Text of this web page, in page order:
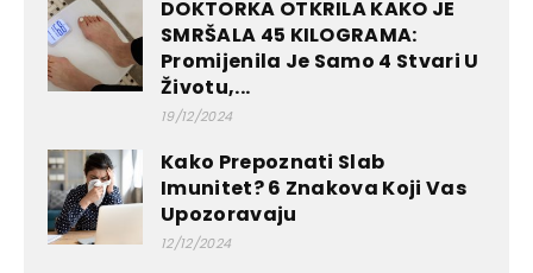
DOKTORKA OTKRILA KAKO JE
SMRŠALA 45 KILOGRAMA:
Promijenila Je Samo 4 Stvari U
Životu,...
19/12/2024
Kako Prepoznati Slab
Imunitet? 6 Znakova Koji Vas
Upozoravaju
12/12/2024